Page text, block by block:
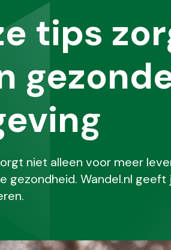
tips
niet alleen voor meer
gezondheid. Wandel.nl